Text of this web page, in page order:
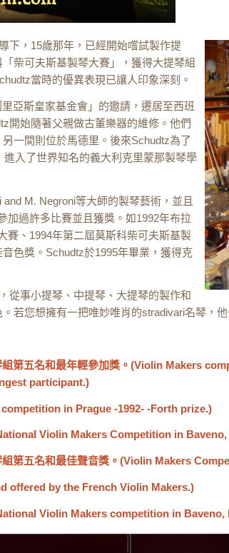
下，15歲那年，已經開始嚐試製作提
柴可夫斯基製琴大賽」，獲得大提琴組
當時的優異表現已讓人印象深刻。
亞斯皇家基金會」的邀請，遷居至西班
開始隨著父親做古董樂器的維修。他們
一間則位於馬德里。後來Schudtz為了
入了世界知名的義大利克里蒙那製琴學
M. Negroni等大師的製琴藝術，並且
加過許多比賽並且獲獎。如1992年布拉
賽、1994年第二屆莫斯科柴可夫斯基製
色獎。Schudtz於1995年畢業，獲得克
從事小提琴、中提琴、大提琴的製作和
若您想擁有一把唯妙唯肖的stradivari名琴，
第五名和最年輕參加獎。(Violin Makers
participant.)
in Prague -1992- -Forth prize.)
Violin Makers Competition in
第五名和最佳聲音獎。(Violin Makers
offered by the French Violin Makers.)
Violin Makers competition in